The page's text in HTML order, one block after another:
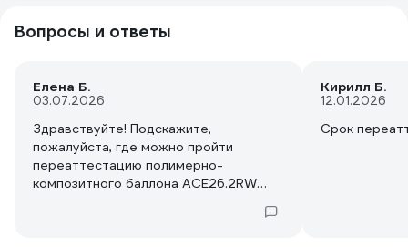
Вопросы и ответы
Елена Б.
03.07.2026
Здравствуйте! Подскажите,
пожалуйста, где можно пройти
переаттестацию полимерно-
композитного баллона ACE26.2RW
Кирилл Б.
12.01.2026
Срок